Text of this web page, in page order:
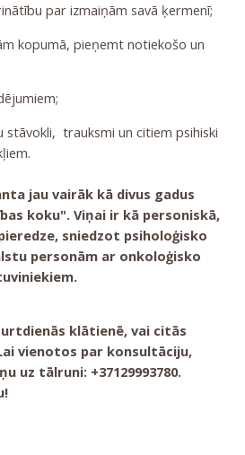
par izmaiņām savā ķermenī;
kopumā, pieņemt notiekošo un
stāvokli, trauksmi un citiem psihiski
jau vairāk kā divus gadus
koku". Viņai ir kā personiskā,
sniedzot psiholoģisko
personām ar onkoloģisko
klātienē, vai citās
vienotos par konsultāciju,
uz tālruni: +37129993780.